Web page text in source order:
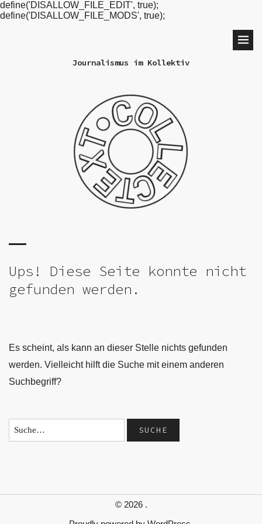
define('DISALLOW_FILE_EDIT', true);
define('DISALLOW_FILE_MODS', true);
Journalismus im Kollektiv
Ups! Diese Seite konnte nicht
gefunden werden.
Es scheint, als kann an dieser Stelle nichts gefunden
werden. Vielleicht hilft die Suche mit einem anderen
Suchbegriff?
© 2026 .